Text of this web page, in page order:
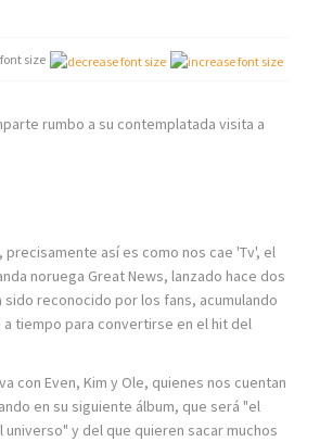
font size
rumbo a su contemplatada visita a
precisamente así es como nos cae 'Tv', el
noruega Great News, lanzado hace dos
sido reconocido por los fans, acumulando
tiempo para convertirse en el hit del
con Even, Kim y Ole, quienes nos cuentan
en su siguiente álbum, que será "el
universo" y del que quieren sacar muchos